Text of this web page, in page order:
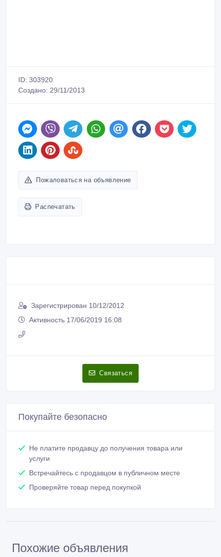
ID: 303920
Создано: 29/11/2013
Пожаловаться на объявление
Распечатать
Зарегистрирован 10/12/2012
Активность 17/06/2019 16:08
Связаться
Покупайте безопасно
Не платите продавцу до получения товара или
услуги
Встречайтесь с продавцом в публичном месте
Проверяйте товар перед покупкой
Похожие объявления